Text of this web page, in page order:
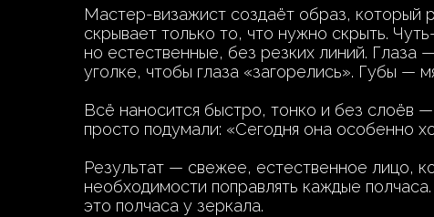
Мастер-визажист создаёт образ, который
скрывает только то, что нужно скрыть.
но естественные, без резких линий. Глаза
уголке, чтобы глаза «загорелись». Губы —
Всё наносится быстро, тонко и без слоёв
просто подумали: «Сегодня она особенно
Результат — свежее, естественное лицо,
необходимости поправлять каждые
это полчаса у зеркала.